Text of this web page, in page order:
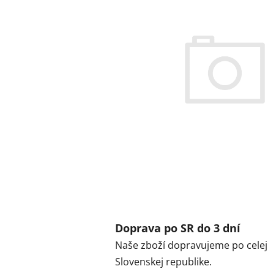
Doprava po SR do 3 dní
Naše zboží dopravujeme po celej
Slovenskej republike.